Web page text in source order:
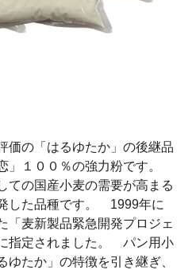
価の「はるゆたか」の後継品
」１００％の強力粉です。
ての国産小麦の需要が高まる
した品種です。 1999年に
「麦新製品緊急開発プロジェ
指定されました。 パン用小
ゆたか」の特徴を引き継ぎ、